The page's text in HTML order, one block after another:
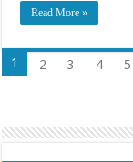
Read More »
1 2 3 4 5